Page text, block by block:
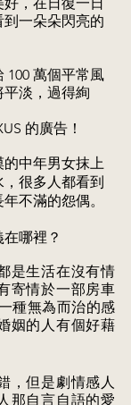
，在日復一日
一朵朵閃亮的
100 萬個平常風
淡，過得絢
的廣告！
中年男女抹上
很多人都看到
不滿的怨偶。
哪裡？
是生活在沒有情
寄情於一部房車
種無為而治的感
姻的人有個好藉
，但是劇情感人
那自言自語的愛